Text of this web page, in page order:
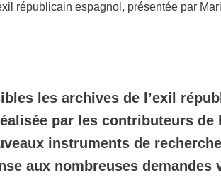
républicain espagnol, présentée par
les archives de l’exil
par les contributeurs de
instruments de
aux nombreuses demandes